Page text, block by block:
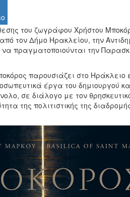
του ζωγράφου Χρήστου
τον Δήμο Ηρακλείου, την
πραγματοποιούνται την
παρουσιάζει στο
έργα του δημιουργού
σε διάλογο με τον
της πολιτιστικής της